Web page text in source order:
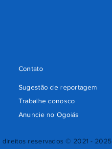
direitos reservados © 2021 - 2025
Sugestão de reportagem
Trabalhe conosco
Anuncie no Ogoiás
Contato